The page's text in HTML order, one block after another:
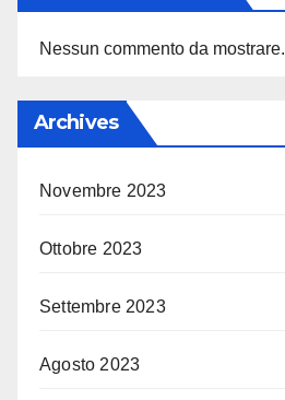
Nessun commento da mostrare.
Archives
Novembre 2023
Ottobre 2023
Settembre 2023
Agosto 2023